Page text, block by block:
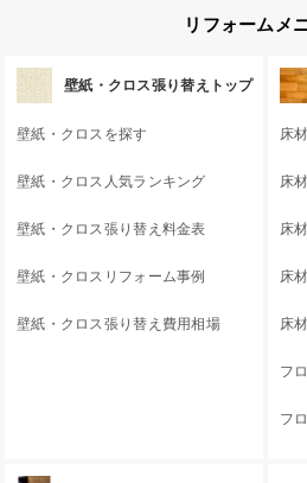
リフォームメ
壁紙・クロス張り替えトップ
壁紙・クロスを探す
壁紙・クロス人気ランキング
壁紙・クロス張り替え料金表
壁紙・クロスリフォーム事例
壁紙・クロス張り替え費用相場
床
床
床
床
床
フ
フ